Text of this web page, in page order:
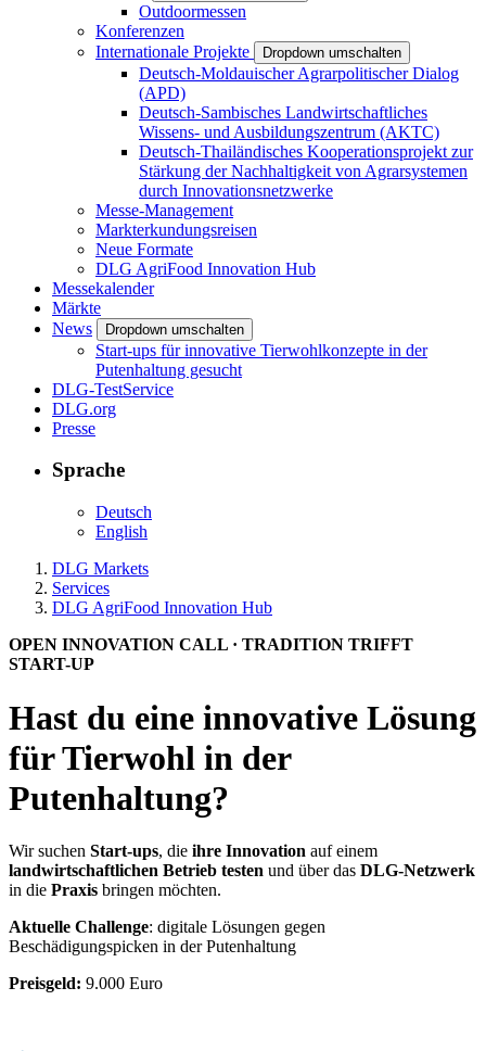
Outdoormessen
Konferenzen
Internationale Projekte
Dropdown umschalten
Deutsch-Moldauischer Agrarpolitischer Dialog
(APD)
Deutsch-Sambisches Landwirtschaftliches
Wissens- und Ausbildungszentrum (AKTC)
Deutsch-Thailändisches Kooperationsprojekt zur
Stärkung der Nachhaltigkeit von Agrarsystemen
durch Innovationsnetzwerke
Messe-Management
Markterkundungsreisen
Neue Formate
DLG AgriFood Innovation Hub
Messekalender
Märkte
News
Dropdown umschalten
Start-ups für innovative Tierwohlkonzepte in der
Putenhaltung gesucht
DLG-TestService
DLG.org
Presse
Sprache
Deutsch
English
DLG Markets
Services
DLG AgriFood Innovation Hub
OPEN INNOVATION CALL · TRADITION TRIFFT
START-UP
Hast du eine innovative Lösung
für Tierwohl in der
Putenhaltung?
Wir suchen Start-ups, die ihre Innovation auf einem
landwirtschaftlichen Betrieb testen und über das DLG-Netzwerk
in die Praxis bringen möchten.
Aktuelle Challenge: digitale Lösungen gegen
Beschädigungspicken in der Putenhaltung
Preisgeld: 9.000 Euro